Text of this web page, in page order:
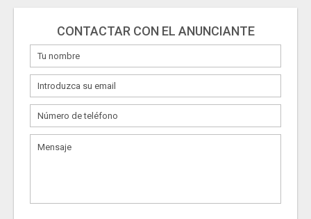
CONTACTAR CON EL ANUNCIANTE